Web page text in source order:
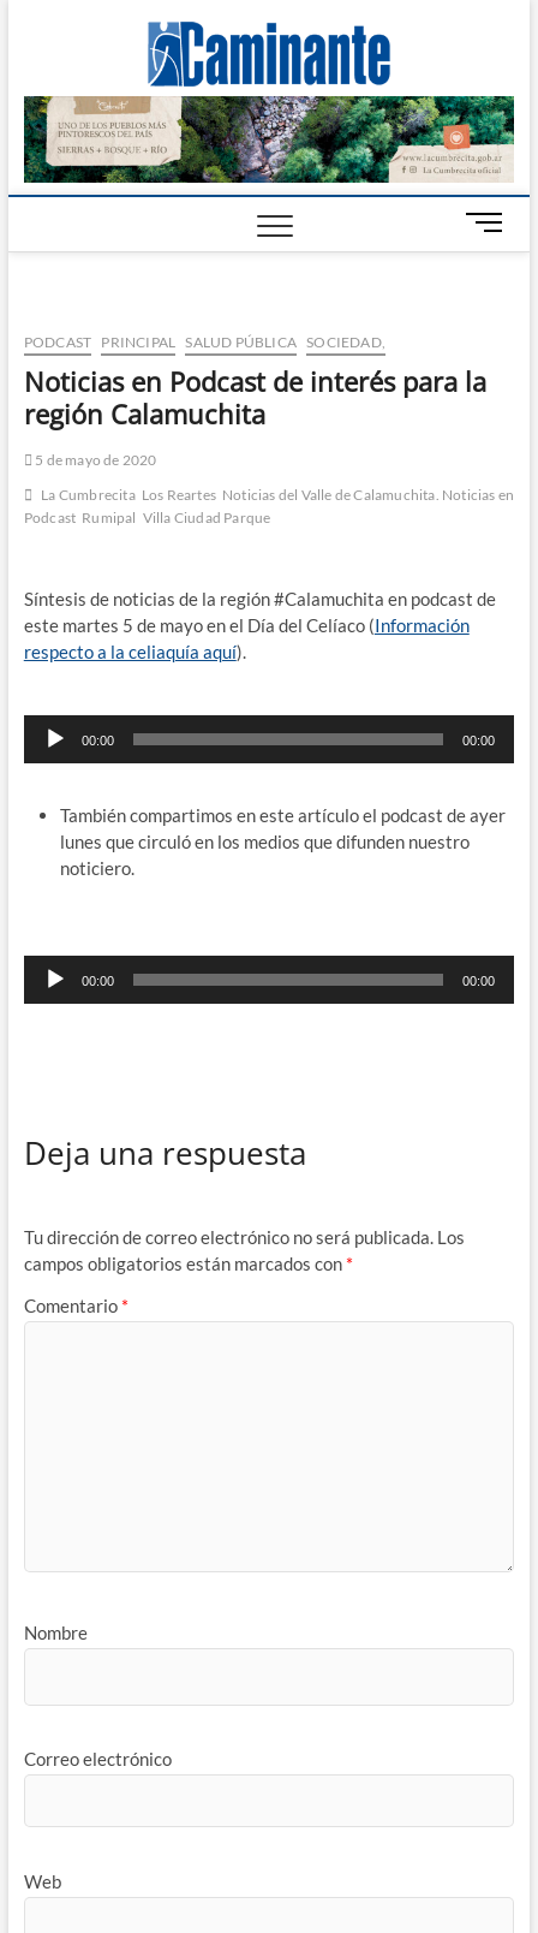
Digital
CALAMUCHITA
B
o
e
ú
PODCAST PRINCIPAL SALUD PÚBLICA SOCIEDAD,
Noticias en Podcast de interés para la
región Calamuchita
5 de mayo de 2020
La Cumbrecita Los Reartes Noticias del Valle de Calamuchita. Noticias en
Podcast Rumipal Villa Ciudad Parque
Síntesis de noticias de la región #Calamuchita en podcast de
este martes 5 de mayo en el Día del Celíaco (Información
respecto a la celiaquía aquí).
Reproductor
00:00 00:00
También compartimos en este artículo el podcast de ayer
lunes que circuló en los medios que difunden nuestro
noticiero.
Reproductor
00:00 00:00
Deja una respuesta
Tu dirección de correo electrónico no será publicada. Los
campos obligatorios están marcados con *
Comentario *
Nombre
Correo electrónico
Web